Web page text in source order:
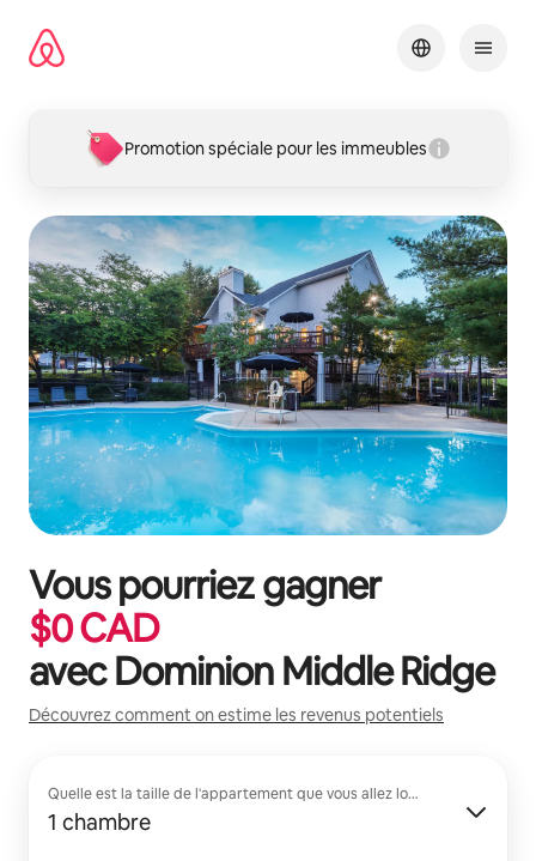
directement
Promotion spéciale pour les immeubles
Vous pourriez gagner
$0CAD
avecDominion Middle Ridge
Découvrez comment on estime les revenus potentiels
Quelle est la taille de l'appartement que vous allez louer?
1 chambre